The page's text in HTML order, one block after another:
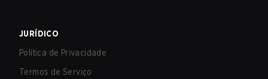
JURÍDICO
Política de Privacidade
Termos de Serviço